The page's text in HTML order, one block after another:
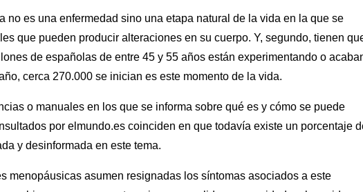
no es una enfermedad sino una etapa natural de la vida en la que se
que pueden producir alteraciones en su cuerpo. Y, segundo, tienen
de españolas de entre 45 y 55 años están experimentando o
cerca 270.000 se inician es este momento de la vida.
o manuales en los que se informa sobre qué es y cómo se puede
por elmundo.es coinciden en que todavía existe un porcentaje
y desinformada en este tema.
menopáusicas asumen resignadas los síntomas asociados a este